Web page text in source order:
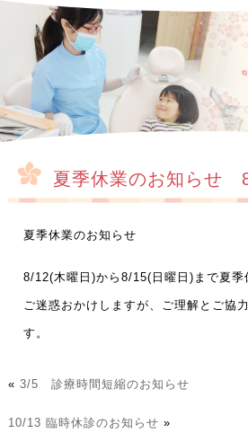
夏季休業のお知らせ
夏季休業のお知らせ
8/12(木曜日)から8/15(日曜日)まで夏季
ご迷惑おかけしますが、ご理解とご協
す。
« 3/5 診療時間短縮のお知らせ
10/13 臨時休診のお知らせ »